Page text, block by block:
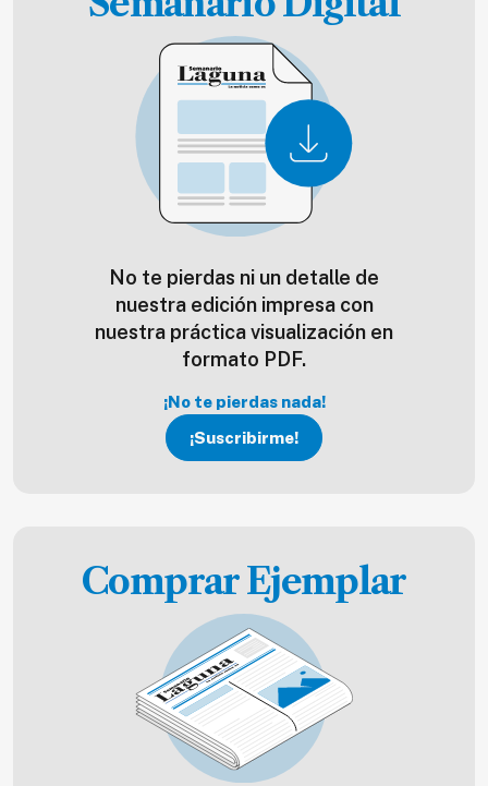
No te pierdas ni un detalle de
nuestra edición impresa con
nuestra práctica visualización en
formato PDF.
¡No te pierdas nada!
¡Suscribirme!
Comprar Ejemplar